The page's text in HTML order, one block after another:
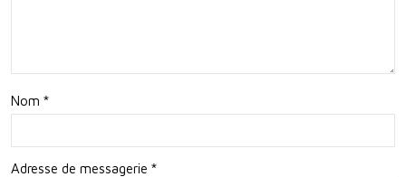
Nom *
Adresse de messagerie *